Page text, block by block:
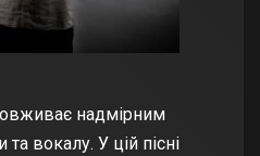
надмірним
вокалу. У цій пісні